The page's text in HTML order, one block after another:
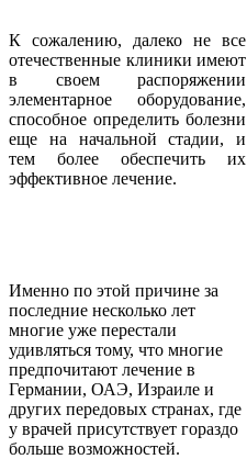
К сожалению, далеко не все
отечественные клиники имеют
в своем распоряжении
элементарное оборудование,
способное определить болезни
еще на начальной стадии, и
тем более обеспечить их
эффективное лечение.
Именно по этой причине за
последние несколько лет
многие уже перестали
удивляться тому, что многие
предпочитают лечение в
Германии, ОАЭ, Израиле и
других передовых странах, где
у врачей присутствует гораздо
больше возможностей.